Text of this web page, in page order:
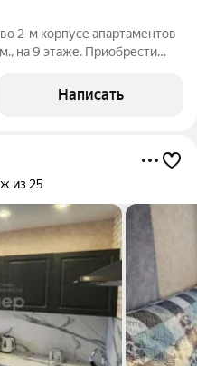
2-м корпусе апартаментов
на 9 этаже. Приобрести
располагается по адресу
Написать
из 25